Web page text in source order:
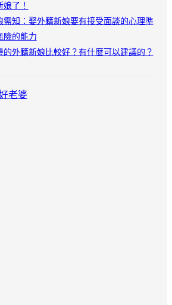
了！
需知：娶外籍新娘要有接受面談的心理準
險的能力
的外籍新娘比較好？有什麼可以建議的？